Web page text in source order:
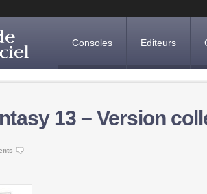
Consoles Editeurs
13 – Version